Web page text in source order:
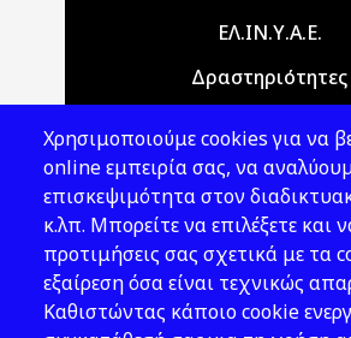
Main navigationΕΛ.ΙΝ.Υ.Α.Ε.
Δραστηριότητες
Νομοθεσία
Εκδόσεις
Νέα - Εκδηλώσεις
Ακολουθήστε
Χρησιμοποιούμε cookies για να
online εμπειρία σας, να
επισκεψιμότητα στον
κ.λπ. Μπορείτε να επιλέξετε και
προτιμήσεις σας σχετικά με τα
εξαίρεση όσα είναι τεχνικώς
Καθιστώντας κάποιο cookie